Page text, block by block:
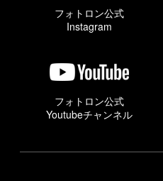
フォトロン公式
Instagram
フォトロン公式
Youtubeチャンネル